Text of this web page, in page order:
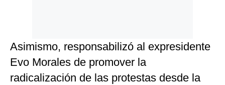
Asimismo, responsabilizó al expresidente
Evo Morales de promover la
radicalización de las protestas desde la